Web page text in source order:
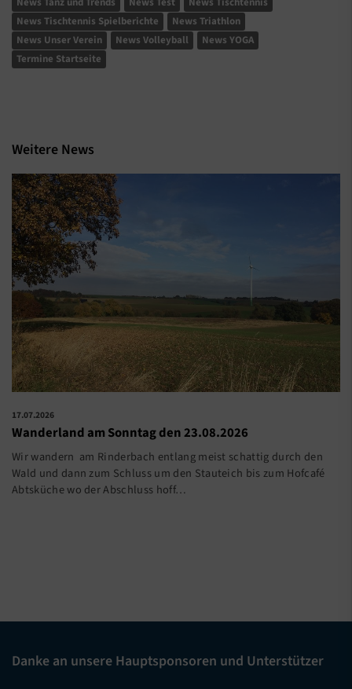
News Tischtennis Spielberichte
News Triathlon
News Unser Verein
News Volleyball
News YOGA
Termine Startseite
Weitere News
17.07.2026
Wanderland am Sonntag den 23.08.2026
Wir wandern am Rinderbach entlang meist schattig durch den
Wald und dann zum Schluss um den Stauteich bis zum Hofcafé
Abtsküche wo der Abschluss hoff…
Danke an unsere Hauptsponsoren und Unterstützer